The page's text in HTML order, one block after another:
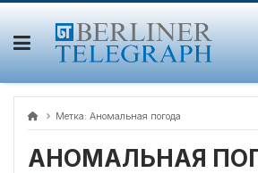
Skip
content
Метка: Аномальная погода
АНОМАЛЬНАЯ